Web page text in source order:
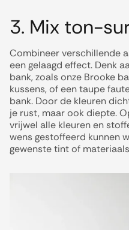
3. Mix ton-
Combineer verschillende
een gelaagd effect. Denk
bank, zoals onze Brooke
kussens, of een taupe
bank. Door de kleuren
je rust, maar ook diepte.
vrijwel alle kleuren en
wens gestoffeerd kunnen
gewenste tint of